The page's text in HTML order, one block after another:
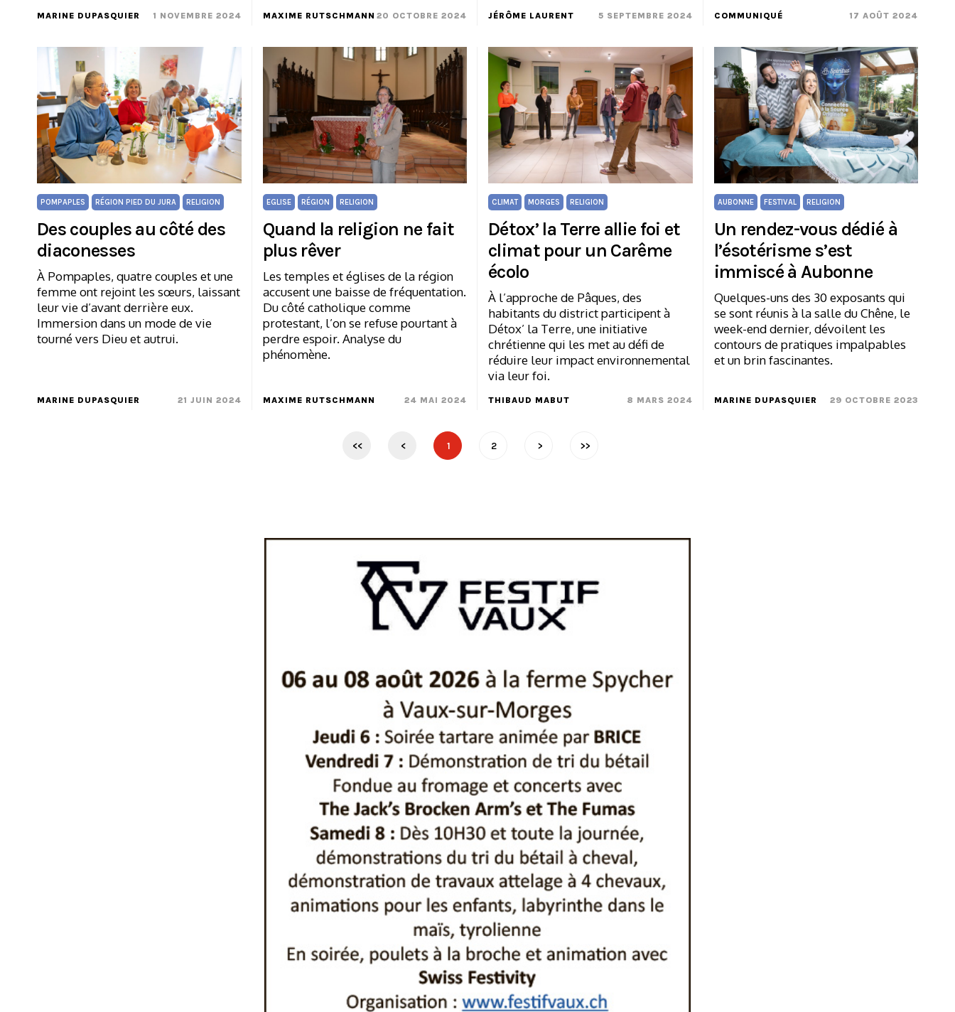
MARINE DUPASQUIER 1 NOVEMBRE 2024 MAXIME RUTSCHMANN 20 OCTOBRE 2024 JÉRÔME LAURENT 5 SEPTEMBRE 2024 COMMUNIQUÉ 17 AOÛT 2024
POMPAPLES RÉGION PIED DU JURA RELIGION
Des couples au côté des
diaconesses
À Pompaples, quatre couples et une
femme ont rejoint les sœurs, laissant
leur vie d’avant derrière eux.
Immersion dans un mode de vie
tourné vers Dieu et autrui.
MARINE DUPASQUIER 21 JUIN 2024
EGLISE RÉGION RELIGION
Quand la religion ne fait
plus rêver
Les temples et églises de la région
accusent une baisse de fréquentation.
Du côté catholique comme
protestant, l’on se refuse pourtant à
perdre espoir. Analyse du
phénomène.
MAXIME RUTSCHMANN 24 MAI 2024
CLIMAT MORGES RELIGION
Détox’ la Terre allie foi et
climat pour un Carême
écolo
À l’approche de Pâques, des
habitants du district participent à
Détox’ la Terre, une initiative
chrétienne qui les met au défi de
réduire leur impact environnemental
via leur foi.
THIBAUD MABUT 8 MARS 2024
AUBONNE FESTIVAL RELIGION
Un rendez-vous dédié à
l’ésotérisme s’est
immiscé à Aubonne
Quelques-uns des 30 exposants qui
se sont réunis à la salle du Chêne, le
week-end dernier, dévoilent les
contours de pratiques impalpables
et un brin fascinantes.
MARINE DUPASQUIER 29 OCTOBRE 2023
<< < 1 2 > >>